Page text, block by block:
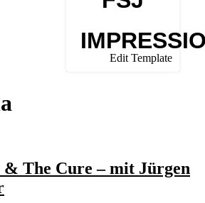
Edit Template
& The Cure – mit Jürgen